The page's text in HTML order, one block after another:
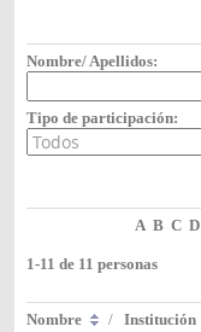
Nombre/ Apellidos:
Tipo de participación:
A B C D
1-11 de 11 personas
Nombre / Institución